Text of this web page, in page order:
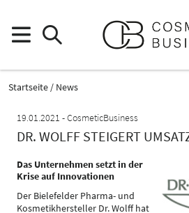
Startseite
News
19.01.2021
CosmeticBusiness
DR. WOLFF STEIGERT
Das Unternehmen setzt in der
Krise auf Innovationen
Der Bielefelder Pharma- und
Kosmetikhersteller Dr. Wolff hat